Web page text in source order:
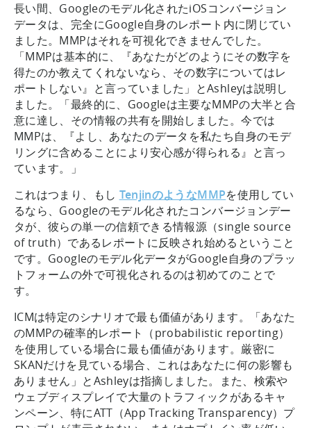
長い間、Googleのモデル化されたiOSコンバージョン
データは、完全にGoogle自身のレポート内に閉じてい
ました。MMPはそれを可視化できませんでした。
「MMPは基本的に、『あなたがどのようにその数字を
得たのか教えてくれないなら、その数字についてはレ
ポートしない』と言っていました」とAshleyは説明し
ました。「最終的に、Googleは主要なMMPの大半と合
意に達し、その情報の共有を開始しました。今では
MMPは、『よし、あなたのデータを私たち自身のモデ
リングに含めることにより安心感が得られる』と言っ
ています。」
これはつまり、もし TenjinのようなMMPを使用してい
るなら、Googleのモデル化されたコンバージョンデー
タが、彼らの単一の信頼できる情報源（single source
of truth）であるレポートに反映され始めるということ
です。Googleのモデル化データがGoogle自身のプラッ
トフォームの外で可視化されるのは初めてのことで
す。
ICMは特定のシナリオで最も価値があります。「あなた
のMMPの確率的レポート（probabilistic reporting）
を使用している場合に最も価値があります。厳密に
SKANだけを見ている場合、これはあなたに何の影響も
ありません」とAshleyは指摘しました。また、検索や
ウェブディスプレイで大量のトラフィックがあるキャ
ンペーン、特にATT（App Tracking Transparency）プ